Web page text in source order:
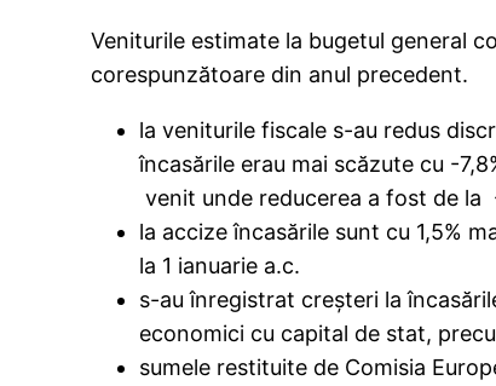
Veniturile estimate la bugetul general
corespunzătoare din anul precedent.
la veniturile fiscale s-au redus
încasările erau mai scăzute cu -
venit unde reducerea a fost de la
la accize încasările sunt cu 1,5%
la 1 ianuarie a.c.
s-au înregistrat creşteri la
economici cu capital de stat,
sumele restituite de Comisia